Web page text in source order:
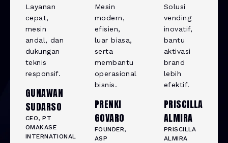
Layanan
cepat,
mesin
andal, dan
dukungan
teknis
responsif.
GUNAWAN
SUDARSO
CEO, PT
OMAKASE
INTERNATIONAL
Mesin
modern,
efisien,
luar biasa,
serta
membantu
operasional
bisnis.
PRENKI
GOVARO
FOUNDER,
ASP
Solusi
vending
inovatif,
bantu
aktivasi
brand
lebih
efektif.
PRISCILLA
ALMIRA
PRISCILLA
ALMIRA